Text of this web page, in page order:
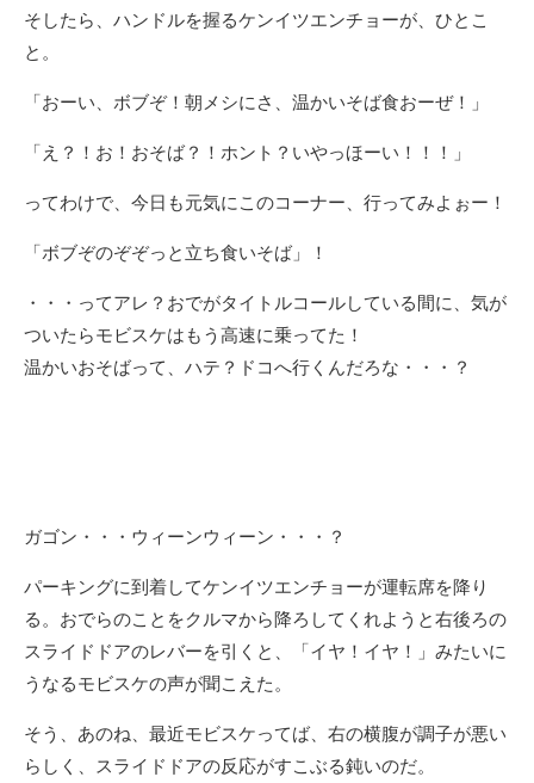
そしたら、ハンドルを握るケンイツエンチョーが、ひとこ
と。
「おーい、ボブぞ！朝メシにさ、温かいそば食おーぜ！」
「え？！お！おそば？！ホント？いやっほーい！！！」
ってわけで、今日も元気にこのコーナー、行ってみよぉー！
「ボブぞのぞぞっと立ち食いそば」！
・・・ってアレ？おでがタイトルコールしている間に、気が
ついたらモビスケはもう高速に乗ってた！
温かいおそばって、ハテ？ドコへ行くんだろな・・・？
ガゴン・・・ウィーンウィーン・・・？
パーキングに到着してケンイツエンチョーが運転席を降り
る。おでらのことをクルマから降ろしてくれようと右後ろの
スライドドアのレバーを引くと、「イヤ！イヤ！」みたいに
うなるモビスケの声が聞こえた。
そう、あのね、最近モビスケってば、右の横腹が調子が悪い
らしく、スライドドアの反応がすこぶる鈍いのだ。